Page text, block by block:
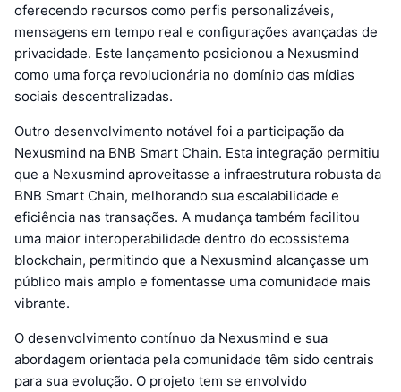
oferecendo recursos como perfis personalizáveis,
mensagens em tempo real e configurações avançadas de
privacidade. Este lançamento posicionou a Nexusmind
como uma força revolucionária no domínio das mídias
sociais descentralizadas.
Outro desenvolvimento notável foi a participação da
Nexusmind na BNB Smart Chain. Esta integração permitiu
que a Nexusmind aproveitasse a infraestrutura robusta da
BNB Smart Chain, melhorando sua escalabilidade e
eficiência nas transações. A mudança também facilitou
uma maior interoperabilidade dentro do ecossistema
blockchain, permitindo que a Nexusmind alcançasse um
público mais amplo e fomentasse uma comunidade mais
vibrante.
O desenvolvimento contínuo da Nexusmind e sua
abordagem orientada pela comunidade têm sido centrais
para sua evolução. O projeto tem se envolvido